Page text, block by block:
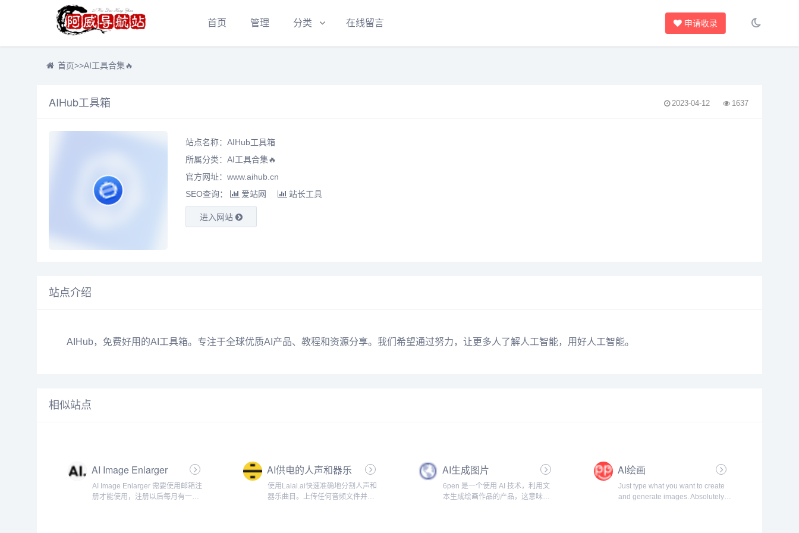
首页 管理 分类 在线留言 申请收录
首页>>AI工具合集🔥
AIHub工具箱 2023-04-12 1637
站点名称：AIHub工具箱
所属分类： AI工具合集🔥
官方网址：www.aihub.cn
SEO查询：
爱站网 站长工具
进入网站
站点介绍
AIHub，免费好用的AI工具箱。专注于全球优质AI产品、教程和资源分享。我们希望通过努力，让更多人了解人工智能，用好人工智能。
相似站点
AI Image Enlarger
AI Image Enlarger 需要使用邮箱注
册才能使用，注册以后每月有一定
AI供电的人声和器乐
曲目清除器
使用Lalal.ai快速准确地分割人声和
器乐曲目。上传任何音频文件并在
AI生成图片
6pen 是一个使用 AI 技术，利用文
本生成绘画作品的产品，这意味
AI绘画
Just type what you want to create
and generate images. Absolutely